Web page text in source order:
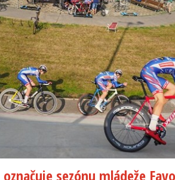
sezónu mládeže